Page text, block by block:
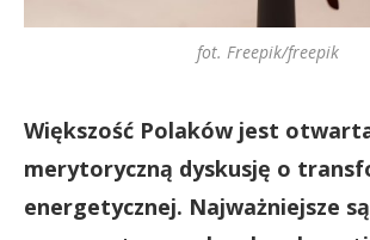
fot. Freepik/freepik
Większość Polaków jest
merytoryczną dyskusję o
energetycznej. Najważniejsze